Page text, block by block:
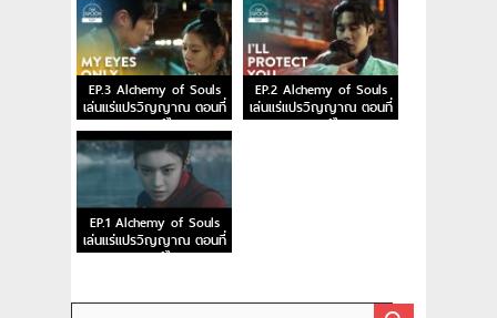
EP.3 Alchemy of Souls
เล่นแร่แปรวิญญาณ ตอนที่
3 พากย์ไทย
EP.2 Alchemy of Souls
เล่นแร่แปรวิญญาณ ตอนที่
2 พากย์ไทย
EP.1 Alchemy of Souls
เล่นแร่แปรวิญญาณ ตอนที่
1 พากย์ไทย